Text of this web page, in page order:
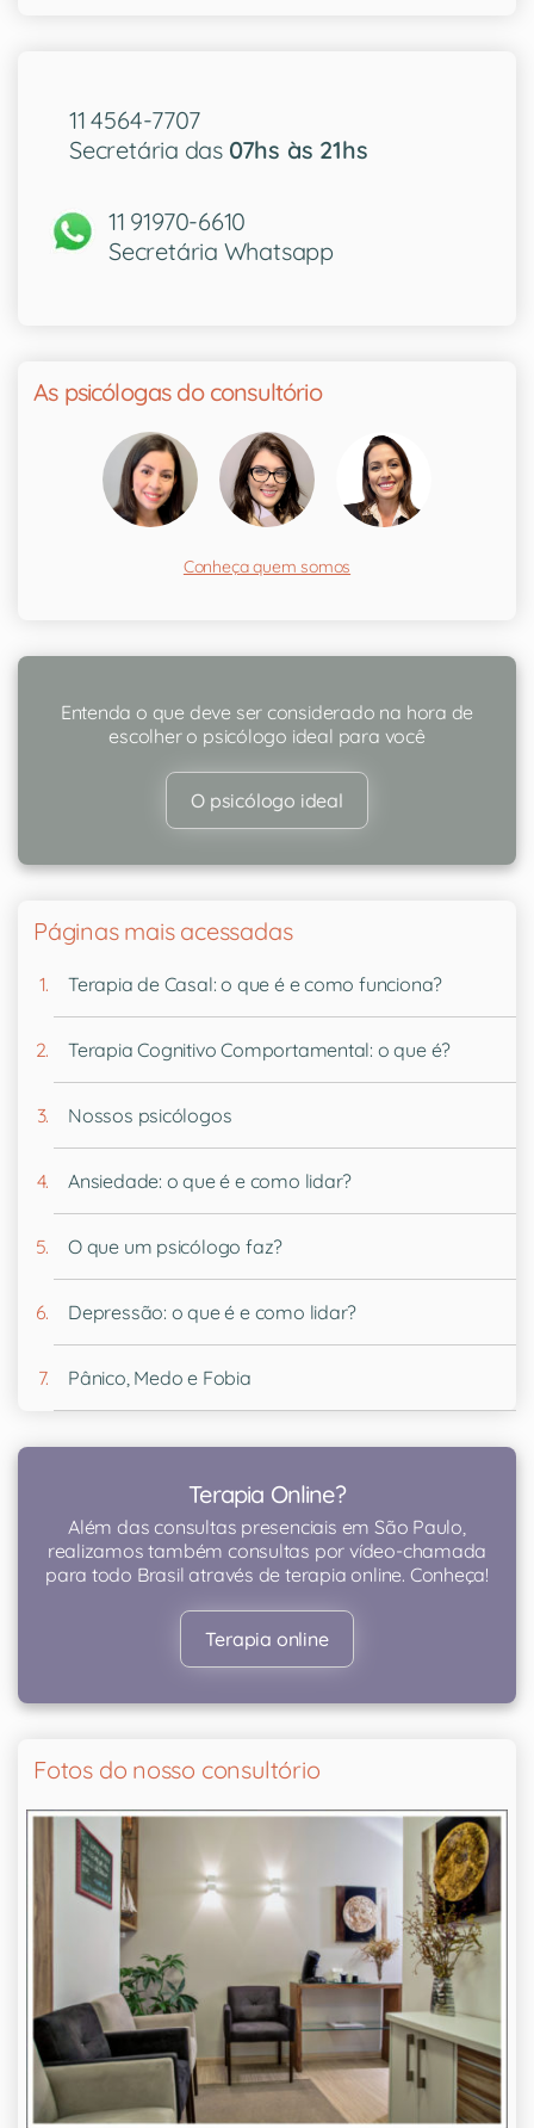
11 4564-7707
Secretária das 07hs às 21hs
11 91970-6610
Secretária Whatsapp
As psicólogas do consultório
Conheça quem somos
Entenda o que deve ser considerado na hora de
escolher o psicólogo ideal para você
O psicólogo ideal
Páginas mais acessadas
Terapia de Casal: o que é e como funciona?
Terapia Cognitivo Comportamental: o que é?
Nossos psicólogos
Ansiedade: o que é e como lidar?
O que um psicólogo faz?
Depressão: o que é e como lidar?
Pânico, Medo e Fobia
Terapia Online?
Além das consultas presenciais em São Paulo,
realizamos também consultas por vídeo-chamada
para todo Brasil através de terapia online. Conheça!
Terapia online
Fotos do nosso consultório